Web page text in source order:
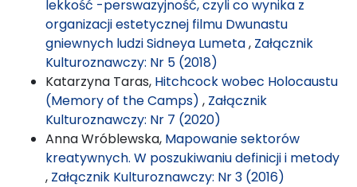
lekkość -perswazyjność, czyli co wynika z
organizacji estetycznej filmu Dwunastu
gniewnych ludzi Sidneya Lumeta, Załącznik
Kulturoznawczy: Nr 5 (2018)
Katarzyna Taras, Hitchcock wobec Holocaustu
(Memory of the Camps) , Załącznik
Kulturoznawczy: Nr 7 (2020)
Anna Wróblewska, Mapowanie sektorów
kreatywnych. W poszukiwaniu definicji i metody
, Załącznik Kulturoznawczy: Nr 3 (2016)